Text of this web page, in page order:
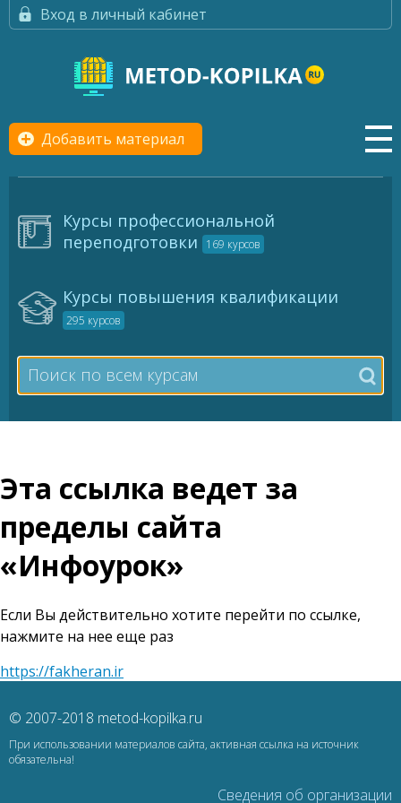
Вход в личный кабинет
Добавить материал
Курсы профессиональной
переподготовки
169 курсов
Курсы повышения квалификации
295 курсов
Эта ссылка ведет за
пределы сайта
«Инфоурок»
Если Вы действительно хотите перейти по ссылке,
нажмите на нее еще раз
https://fakheran.ir
© 2007-2018 metod-kopilka.ru
При использовании материалов сайта, активная ссылка на источник
обязательна!
Сведения об организации